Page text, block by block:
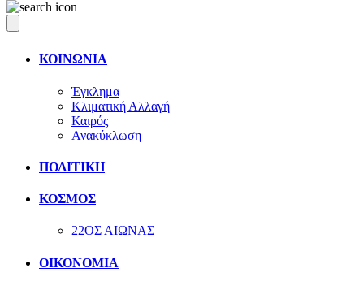
ΚΟΙΝΩΝΙΑ
Έγκλημα
Κλιματική Αλλαγή
Καιρός
Ανακύκλωση
ΠΟΛΙΤΙΚΗ
ΚΟΣΜΟΣ
22ΟΣ ΑΙΩΝΑΣ
ΟΙΚΟΝΟΜΙΑ